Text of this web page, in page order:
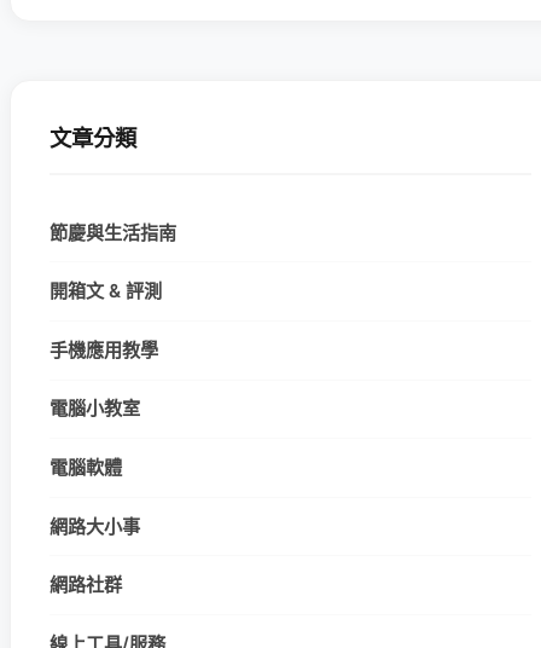
文章分類
節慶與生活指南
開箱文 & 評測
手機應用教學
電腦小教室
電腦軟體
網路大小事
網路社群